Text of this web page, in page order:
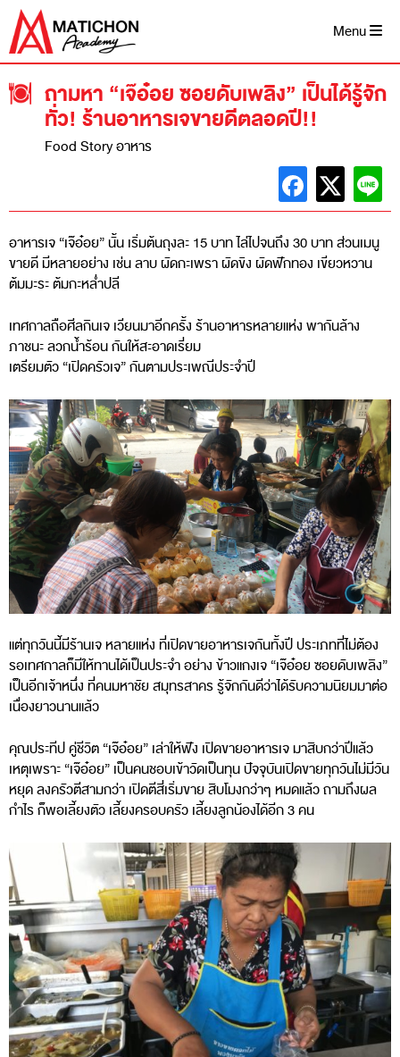
Skip
content
Menu
ถามหา “เจ๊อ๋อย ซอยดับเพลิง” เป็นได้รู้จัก
ทั่ว! ร้านอาหารเจขายดีตลอดปี!!
Food Story อาหาร
อาหารเจ “เจ๊อ๋อย” นั้น เริ่มต้นถุงละ 15 บาท ไล่ไปจนถึง 30 บาท ส่วนเมนู
ขายดี มีหลายอย่าง เช่น ลาบ ผัดกะเพรา ผัดขิง ผัดฟักทอง เขียวหวาน
ต้มมะระ ต้มกะหล่ำปลี
เทศกาลถือศีลกินเจ เวียนมาอีกครั้ง ร้านอาหารหลายแห่ง พากันล้าง
ภาชนะ ลวกน้ำร้อน กันให้สะอาดเรี่ยม
เตรียมตัว “เปิดครัวเจ” กันตามประเพณีประจำปี
แต่ทุกวันนี้มีร้านเจ หลายแห่ง ที่เปิดขายอาหารเจกันทั้งปี ประเภทที่ไม่ต้อง
รอเทศกาลก็มีให้ทานได้เป็นประจำ อย่าง ข้าวแกงเจ “เจ๊อ๋อย ซอยดับเพลิง”
เป็นอีกเจ้าหนึ่ง ที่คนมหาชัย สมุทรสาคร รู้จักกันดีว่าได้รับความนิยมมาต่อ
เนื่องยาวนานแล้ว
คุณประทีป คู่ชีวิต “เจ๊อ๋อย” เล่าให้ฟัง เปิดขายอาหารเจ มาสิบกว่าปีแล้ว
เหตุเพราะ “เจ๊อ๋อย” เป็นคนชอบเข้าวัดเป็นทุน ปัจจุบันเปิดขายทุกวันไม่มีวัน
หยุด ลงครัวตีสามกว่า เปิดตีสี่เริ่มขาย สิบโมงกว่าๆ หมดแล้ว ถามถึงผล
กำไร ก็พอเลี้ยงตัว เลี้ยงครอบครัว เลี้ยงลูกน้องได้อีก 3 คน